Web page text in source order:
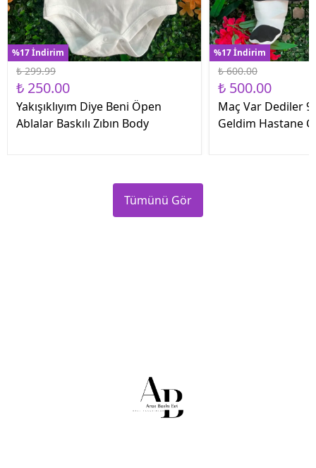
%17 İndirim
₺ 299.99
₺ 250.00
Yakışıklıyım Diye Beni Öpen
Ablalar Baskılı Zıbın Body
%17 İndirim
₺ 600.00
₺ 500.00
Maç Var Dediler 9
Geldim Hastane
Tümünü Gör